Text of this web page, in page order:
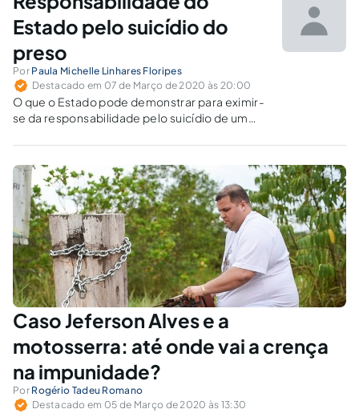
Estado pelo suicídio do
preso
Por Paula Michelle Linhares Floripes
Destacado em 07 de Março de 2020 às 20:00
O que o Estado pode demonstrar para eximir-
se da responsabilidade pelo suicídio de um
Caso Jeferson Alves e a
motosserra: até onde vai a crença
na impunidade?
Por Rogério Tadeu Romano
Destacado em 05 de Março de 2020 às 13:30